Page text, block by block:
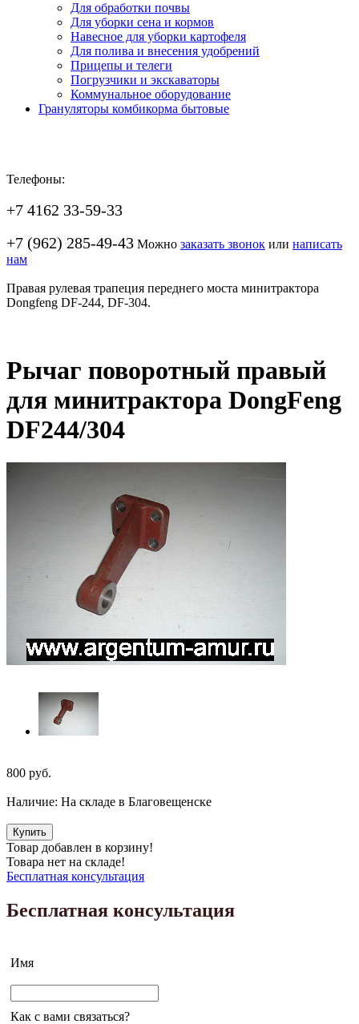
Для обработки почвы
Для уборки сена и кормов
Навесное для уборки картофеля
Для полива и внесения удобрений
Прицепы и телеги
Погрузчики и экскаваторы
Коммунальное оборудование
Грануляторы комбикорма бытовые
Телефоны:
+7 4162 33-59-33
+7 (962) 285-49-43 Можно заказать звонок или написать
нам
Правая рулевая трапеция переднего моста минитрактора
Dongfeng DF-244, DF-304.
Рычаг поворотный правый
для минитрактора DongFeng
DF244/304
800 руб.
Наличие: На складе в Благовещенске
Купить
Товар добавлен в корзину!
Товара нет на складе!
Бесплатная консультация
Бесплатная консультация
Имя
Как с вами связаться?